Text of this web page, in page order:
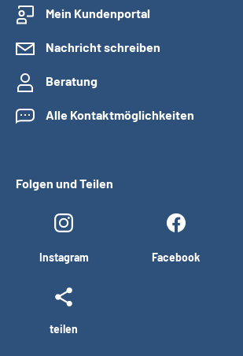
Mein Kundenportal
Nachricht schreiben
Beratung
Alle Kontaktmöglichkeiten
Folgen und Teilen
Instagram Facebook
teilen